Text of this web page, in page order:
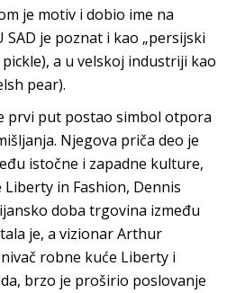
je motiv i dobio ime na
SAD je poznat i kao „persijski
a u velskoj industriji kao
pear).
prvi put postao simbol otpora
Njegova priča deo je
istočne i zapadne kulture,
in Fashion, Dennis
doba trgovina između
je, a vizionar Arthur
robne kuće Liberty i
brzo je proširio poslovanje